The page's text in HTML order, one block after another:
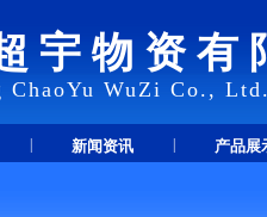
宇物资有
ChaoYu WuZi Co.,
新闻资讯 产品展